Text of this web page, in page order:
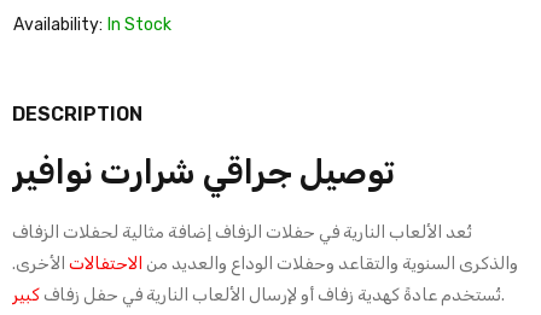
Availability: In Stock
DESCRIPTION
توصيل جراقي شرارت نوافير
تُعد الألعاب النارية في حفلات الزفاف إضافة مثالية لحفلات الزفاف
والذكرى السنوية والتقاعد وحفلات الوداع والعديد من الاحتفالات الأخرى.
تُستخدم عادةً كهدية زفاف أو لإرسال الألعاب النارية في حفل زفاف كبير .